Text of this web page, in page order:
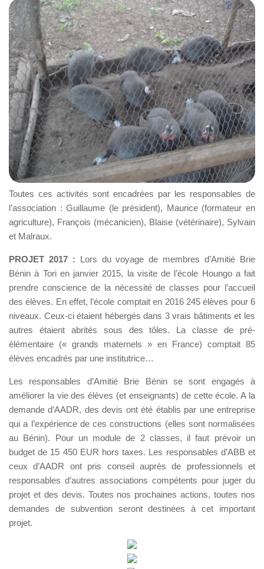
Toutes ces activités sont encadrées par les responsables de
l’association : Guillaume (le président), Maurice (formateur en
agriculture), François (mécanicien), Blaise (vétérinaire), Sylvain
et Malraux.
PROJET 2017 : Lors du voyage de membres d’Amitié Brie
Bénin à Tori en janvier 2015, la visite de l’école Houngo a fait
prendre conscience de la nécessité de classes pour l’accueil
des élèves. En effet, l’école comptait en 2016 245 élèves pour 6
niveaux. Ceux-ci étaient hébergés dans 3 vrais bâtiments et les
autres étaient abrités sous des tôles. La classe de pré-
élémentaire (« grands maternels » en France) comptait 85
élèves encadrés par une institutrice…
Les responsables d’Amitié Brie Bénin se sont engagés à
améliorer la vie des élèves (et enseignants) de cette école. A la
demande d’AADR, des devis ont été établis par une entreprise
qui a l’expérience de ces constructions (elles sont normalisées
au Bénin). Pour un module de 2 classes, il faut prévoir un
budget de 15 450 EUR hors taxes. Les responsables d’ABB et
ceux d’AADR ont pris conseil auprès de professionnels et
responsables d’autres associations compétents pour juger du
projet et des devis. Toutes nos prochaines actions, toutes nos
demandes de subvention seront destinées à cet important
projet.